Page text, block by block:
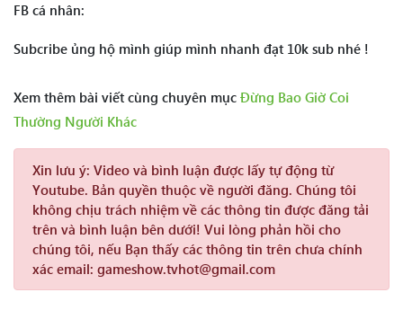
FB cá nhân:
Subcribe ủng hộ mình giúp mình nhanh đạt 10k sub nhé !
Xem thêm bài viết cùng chuyên mục Đừng Bao Giờ Coi
Thường Người Khác
Xin lưu ý: Video và bình luận được lấy tự động từ
Youtube. Bản quyền thuộc về người đăng. Chúng tôi
không chịu trách nhiệm về các thông tin được đăng tải
trên và bình luận bên dưới! Vui lòng phản hồi cho
chúng tôi, nếu Bạn thấy các thông tin trên chưa chính
xác email: gameshow.tvhot@gmail.com